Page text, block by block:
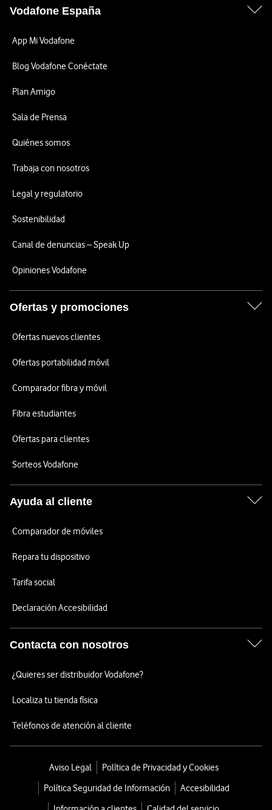
Vodafone España
App Mi Vodafone
Blog Vodafone Conéctate
Plan Amigo
Sala de Prensa
Quiénes somos
Trabaja con nosotros
Legal y regulatorio
Sostenibilidad
Canal de denuncias – Speak Up
Opiniones Vodafone
Ofertas y promociones
Ofertas nuevos clientes
Ofertas portabilidad móvil
Comparador fibra y móvil
Fibra estudiantes
Ofertas para clientes
Sorteos Vodafone
Ayuda al cliente
Comparador de móviles
Repara tu dispositivo
Tarifa social
Declaración Accesibilidad
Contacta con nosotros
¿Quieres ser distribuidor Vodafone?
Localiza tu tienda física
Teléfonos de atención al cliente
Aviso Legal
Política de Privacidad y Cookies
Política Seguridad de Información
Accesibilidad